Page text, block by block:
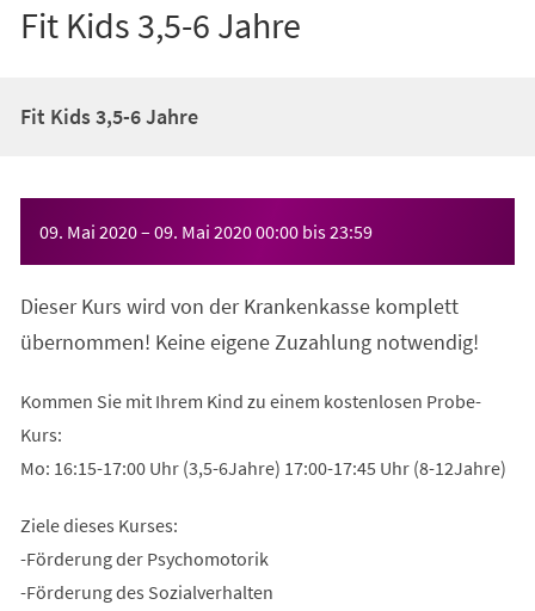
Fit Kids 3,5-6 Jahre
Fit Kids 3,5-6 Jahre
09. Mai 2020– 09. Mai 202000:00 bis23:59
Dieser Kurs wird von der Krankenkasse komplett
übernommen! Keine eigene Zuzahlung notwendig!
Kommen Sie mit Ihrem Kind zu einem kostenlosen Probe-
Kurs:
Mo: 16:15-17:00 Uhr (3,5-6Jahre) 17:00-17:45 Uhr (8-12Jahre)
Ziele dieses Kurses:
-Förderung der Psychomotorik
-Förderung des Sozialverhalten